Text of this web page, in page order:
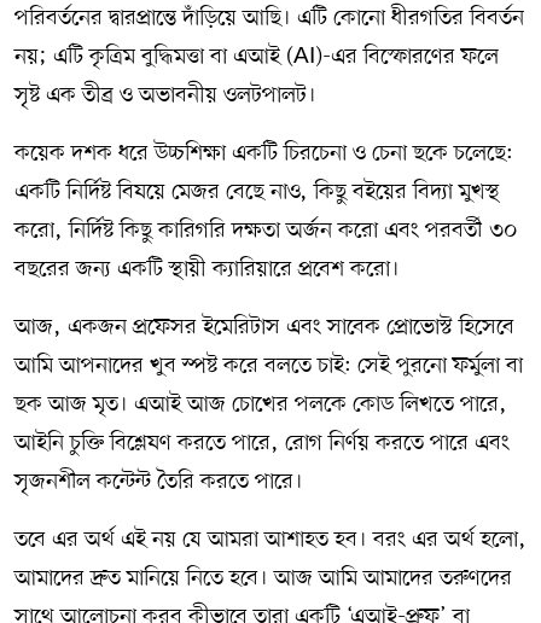
পরিবর্তনের দ্বারপ্রান্তে দাঁড়িয়ে আছি। এটি কোনো ধীরগতির বিবর্তন
নয়; এটি কৃত্রিম বুদ্ধিমত্তা বা এআই (AI)-এর বিস্ফোরণের ফলে
সৃষ্ট এক তীব্র ও অভাবনীয় ওলটপালট।
কয়েক দশক ধরে উচ্চশিক্ষা একটি চিরচেনা ও চেনা ছকে চলেছে:
একটি নির্দিষ্ট বিষয়ে মেজর বেছে নাও, কিছু বইয়ের বিদ্যা মুখস্থ
করো, নির্দিষ্ট কিছু কারিগরি দক্ষতা অর্জন করো এবং পরবর্তী ৩০
বছরের জন্য একটি স্থায়ী ক্যারিয়ারে প্রবেশ করো।
আজ, একজন প্রফেসর ইমেরিটাস এবং সাবেক প্রোভোস্ট হিসেবে
আমি আপনাদের খুব স্পষ্ট করে বলতে চাই: সেই পুরনো ফর্মুলা বা
ছক আজ মৃত। এআই আজ চোখের পলকে কোড লিখতে পারে,
আইনি চুক্তি বিশ্লেষণ করতে পারে, রোগ নির্ণয় করতে পারে এবং
সৃজনশীল কন্টেন্ট তৈরি করতে পারে।
তবে এর অর্থ এই নয় যে আমরা আশাহত হব। বরং এর অর্থ হলো,
আমাদের দ্রুত মানিয়ে নিতে হবে। আজ আমি আমাদের তরুণদের
সাথে আলোচনা করব কীভাবে তারা একটি ‘এআই-প্রুফ’ বা